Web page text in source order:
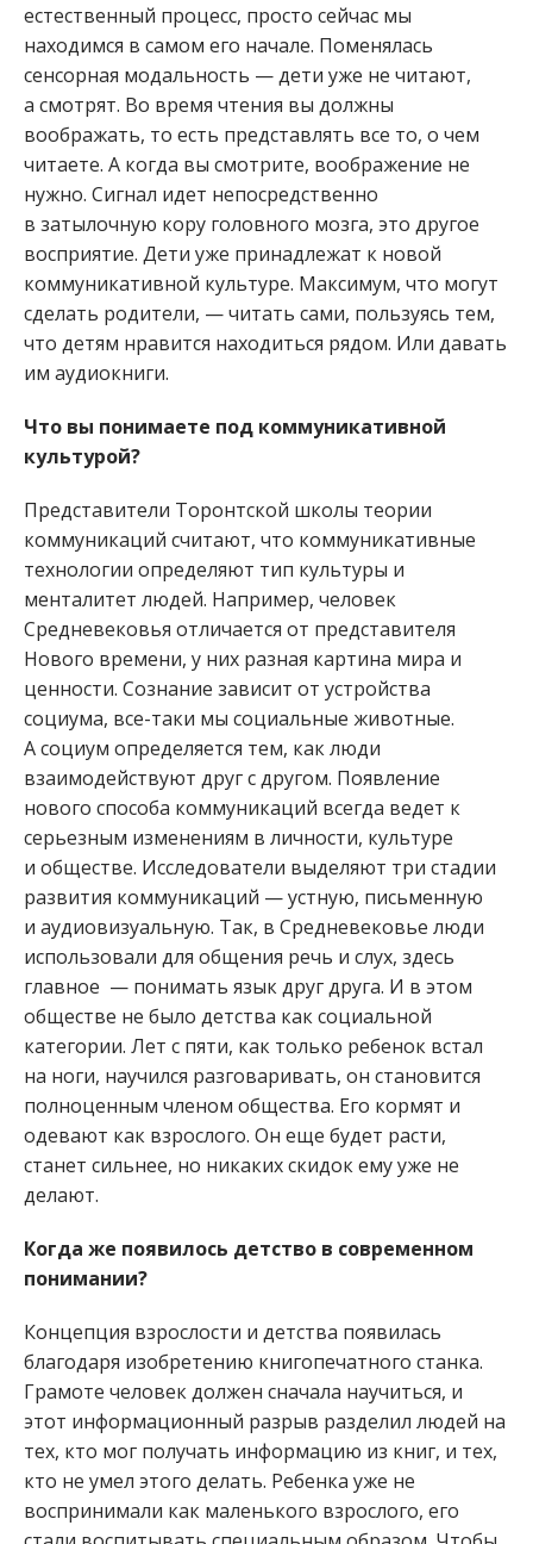
естественный процесс, просто сейчас мы
находимся в самом его начале. Поменялась
сенсорная модальность — дети уже не читают,
а смотрят. Во время чтения вы должны
воображать, то есть представлять все то, о чем
читаете. А когда вы смотрите, воображение не
нужно. Сигнал идет непосредственно
в затылочную кору головного мозга, это другое
восприятие. Дети уже ­принадлежат к новой
коммуникативной культуре. Максимум, что могут
сделать родители, — читать сами, пользуясь тем,
что детям нравится находиться рядом. Или давать
им аудиокниги.
Что вы понимаете под коммуникативной
культурой?
Представители Торонтской школы теории
коммуникаций считают, что коммуникативные
технологии определяют тип культуры и
менталитет людей. Например, человек
Средневековья отличается от представителя
Нового времени, у них разная картина мира и
ценности. Сознание зависит от устройства
социума, все-таки мы социальные животные.
А социум определяется тем, как люди
взаимодействуют друг с другом. Появление
нового способа коммуникаций всегда ведет к
серьезным изменениям в личности, культуре
и обществе. Исследователи выделяют три стадии
развития коммуникаций — устную, письменную
и аудиовизуальную. Так, в Средневековье люди
использовали для общения речь и слух, здесь
главное — понимать язык друг друга. И в этом
обществе не было детства как социальной
категории. Лет с пяти, как только ребенок встал
на ноги, научился разговаривать, он становится
полноценным членом общества. Его кормят и
одевают как взрослого. Он еще будет расти,
станет сильнее, но никаких скидок ему уже не
делают.
Когда же появилось детство в современном
понимании?
Концепция взрослости и детства появилась
благодаря изобретению книгопечатного станка.
Грамоте человек должен сначала научиться, и
этот информационный разрыв разделил людей на
тех, кто мог получать информацию из книг, и тех,
кто не умел этого делать. Ребенка уже не
воспринимали как маленького взрослого, его